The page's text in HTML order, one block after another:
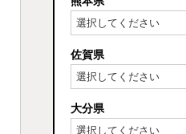
佐賀県
大分県